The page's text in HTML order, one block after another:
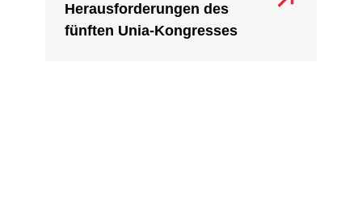
Herausforderungen des
fünften Unia-Kongresses